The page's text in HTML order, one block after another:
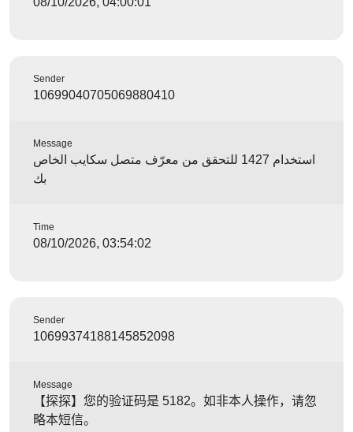
Sender
10699040705069880410
Message
استخدام 1427 للتحقق من معرّف متصل سكايب الخاص
بك
Time
08/10/2026, 03:54:02
Sender
10699374188145852098
Message
【探探】您的验证码是 5182。如非本人操作，请忽
略本短信。